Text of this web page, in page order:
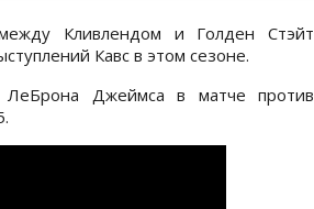
Кливлендом и Голден Стэйт
Кавс в этом сезоне.
ЛеБрона Джеймса в матче против